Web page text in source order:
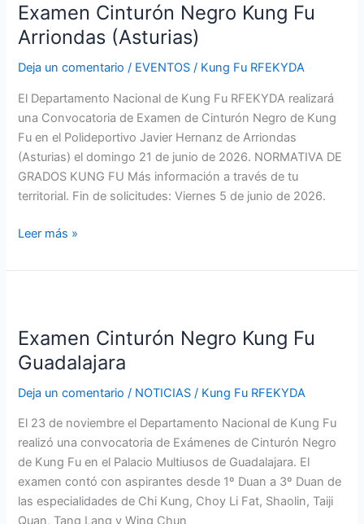
Examen Cinturón Negro Kung Fu
Arriondas (Asturias)
Deja un comentario / EVENTOS / Kung Fu RFEKYDA
El Departamento Nacional de Kung Fu RFEKYDA realizará
una Convocatoria de Examen de Cinturón Negro de Kung
Fu en el Polideportivo Javier Hernanz de Arriondas
(Asturias) el domingo 21 de junio de 2026. NORMATIVA DE
GRADOS KUNG FU Más información a través de tu
territorial. Fin de solicitudes: Viernes 5 de junio de 2026.
Negro
Kung
Arriondas
Leer más »
Examen Cinturón Negro Kung Fu
Guadalajara
Deja un comentario / NOTICIAS / Kung Fu RFEKYDA
El 23 de noviembre el Departamento Nacional de Kung Fu
realizó una convocatoria de Exámenes de Cinturón Negro
de Kung Fu en el Palacio Multiusos de Guadalajara. El
examen contó con aspirantes desde 1º Duan a 3º Duan de
las especialidades de Chi Kung, Choy Li Fat, Shaolin, Taiji
Quan, Tang Lang y Wing Chun
Negro
Kung
Guadalajara